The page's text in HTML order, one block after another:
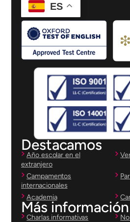
ES
Destacamos
Año escolar en el
extranjero
Campamentos
internacionales
Academia
Más información
Charlas informativas